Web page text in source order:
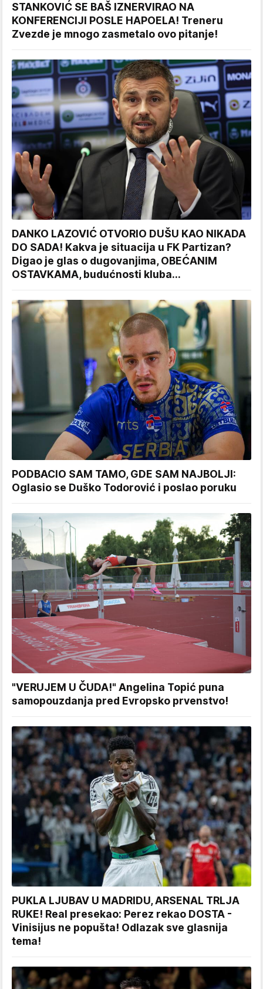
STANKOVIĆ SE BAŠ IZNERVIRAO NA
KONFERENCIJI POSLE HAPOELA! Treneru
Zvezde je mnogo zasmetalo ovo pitanje!
DANKO LAZOVIĆ OTVORIO DUŠU KAO NIKADA
DO SADA! Kakva je situacija u FK Partizan?
Digao je glas o dugovanjima, OBEĆANIM
OSTAVKAMA, budućnosti kluba...
PODBACIO SAM TAMO, GDE SAM NAJBOLJI:
Oglasio se Duško Todorović i poslao poruku
"VERUJEM U ČUDA!" Angelina Topić puna
samopouzdanja pred Evropsko prvenstvo!
PUKLA LJUBAV U MADRIDU, ARSENAL TRLJA
RUKE! Real presekao: Perez rekao DOSTA -
Vinisijus ne popušta! Odlazak sve glasnija
tema!